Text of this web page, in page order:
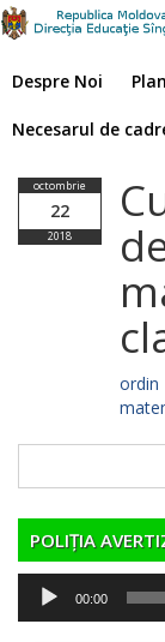
Despre Noi
Necesarul de
octombrie
22
2018
POLIȚIA
Player
audio
00:00